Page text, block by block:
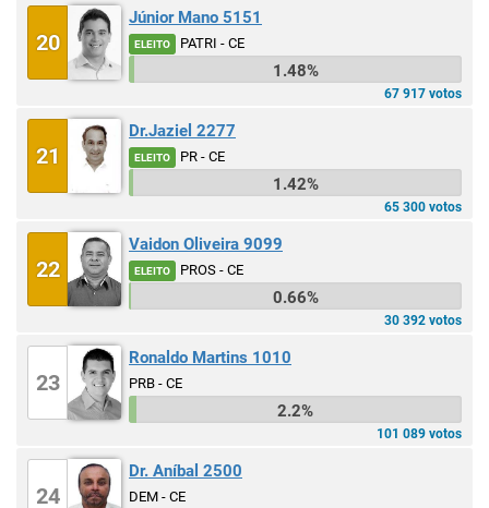
20
Júnior Mano 5151
ELEITO PATRI - CE
1.48%
67 917 votos
21
Dr.Jaziel 2277
ELEITO PR - CE
1.42%
65 300 votos
22
Vaidon Oliveira 9099
ELEITO PROS - CE
0.66%
30 392 votos
23
Ronaldo Martins 1010
PRB - CE
2.2%
101 089 votos
24
Dr. Aníbal 2500
DEM - CE